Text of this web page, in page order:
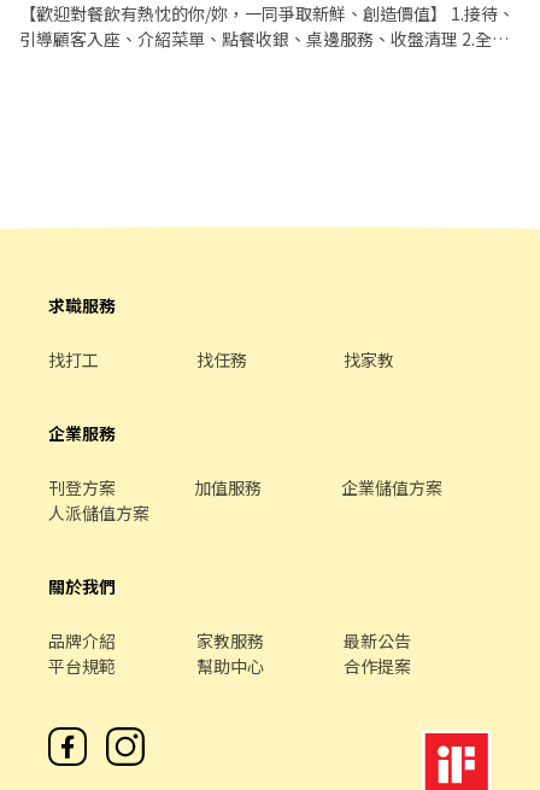
【歡迎對餐飲有熱忱的你/妳，一同爭取新鮮、創造價值】 1.接待、
引導顧客入座、介紹菜單、點餐收銀、桌邊服務、收盤清理 2.全方
求職服務
找打工 找任務 找家教
企業服務
刊登方案 加值服務
企業儲值方案
人派儲值方案
關於我們
品牌介紹 家教服務
最新公告
平台規範
幫助中心 合作提案